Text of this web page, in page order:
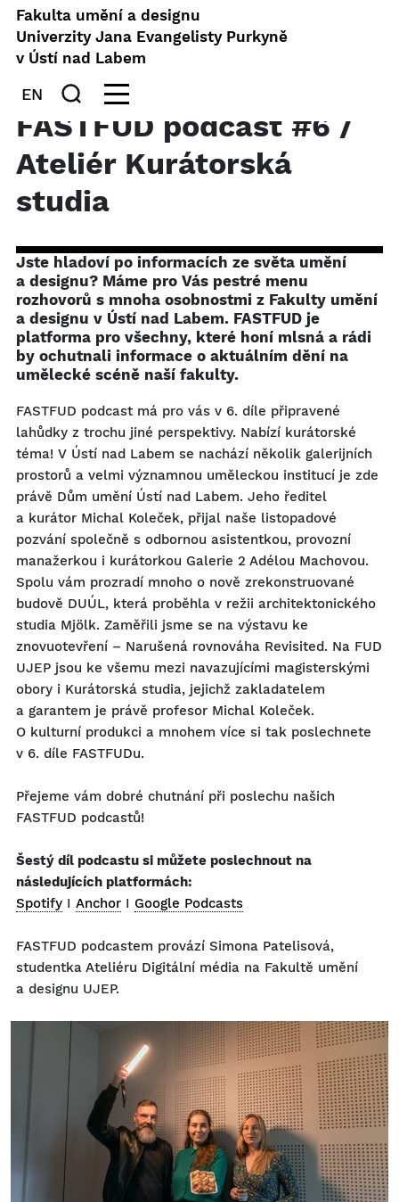
Fakulta umění a designu
Univerzity Jana Evangelisty Purkyně
v Ústí nad Labem
EN
FASTFUD podcast #6 /
Ateliér Kurátorská
studia
Jste hladoví po informacích ze světa umění
a designu? Máme pro Vás pestré menu
rozhovorů s mnoha osobnostmi z Fakulty umění
a designu v Ústí nad Labem. FASTFUD je
platforma pro všechny, které honí mlsná a rádi
by ochutnali informace o aktuálním dění na
umělecké scéně naší fakulty.
FASTFUD podcast má pro vás v 6. díle připravené
lahůdky z trochu jiné perspektivy. Nabízí kurátorské
téma! V Ústí nad Labem se nachází několik galerijních
prostorů a velmi významnou uměleckou institucí je zde
právě Dům umění Ústí nad Labem. Jeho ředitel
a kurátor Michal Koleček, přijal naše listopadové
pozvání společně s odbornou asistentkou, provozní
manažerkou i kurátorkou Galerie 2 Adélou Machovou.
Spolu vám prozradí mnoho o nově zrekonstruované
budově DUÚL, která proběhla v režii architektonického
studia Mjölk. Zaměřili jsme se na výstavu ke
znovuotevření – Narušená rovnováha Revisited. Na FUD
UJEP jsou ke všemu mezi navazujícími magisterskými
obory i Kurátorská studia, jejichž zakladatelem
a garantem je právě profesor Michal Koleček.
O kulturní produkci a mnohem více si tak poslechnete
v 6. díle FASTFUDu.
Přejeme vám dobré chutnání při poslechu našich
FASTFUD podcastů!
Šestý díl podcastu si můžete poslechnout na
následujících platformách:
Spotify I Anchor I Google Podcasts
FASTFUD podcastem provází Simona Patelisová,
studentka Ateliéru Digitální média na Fakultě umění
a designu UJEP.